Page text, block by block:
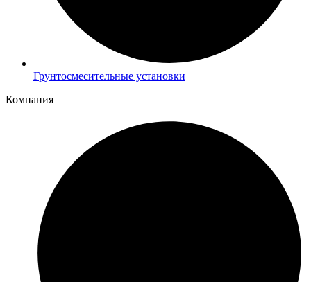
Грунтосмесительные установки
Компания